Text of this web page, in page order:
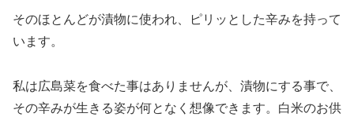
そのほとんどが漬物に使われ、ピリッとした辛みを持って
います。
私は広島菜を食べた事はありませんが、漬物にする事で、
その辛みが生きる姿が何となく想像できます。白米のお供